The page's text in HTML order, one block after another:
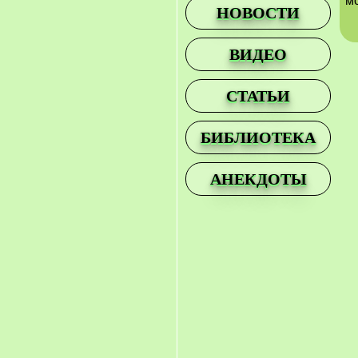
НОВОСТИ
ВИДЕО
СТАТЬИ
БИБЛИОТЕКА
АНЕКДОТЫ